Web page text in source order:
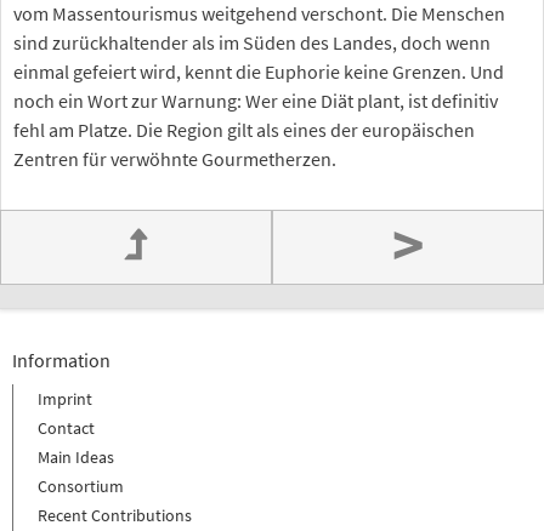
vom Massentourismus weitgehend verschont. Die Menschen
sind zurückhaltender als im Süden des Landes, doch wenn
einmal gefeiert wird, kennt die Euphorie keine Grenzen. Und
noch ein Wort zur Warnung: Wer eine Diät plant, ist definitiv
fehl am Platze. Die Region gilt als eines der europäischen
Zentren für verwöhnte Gourmetherzen.
>
Information
Imprint
Contact
Main Ideas
Consortium
Recent Contributions